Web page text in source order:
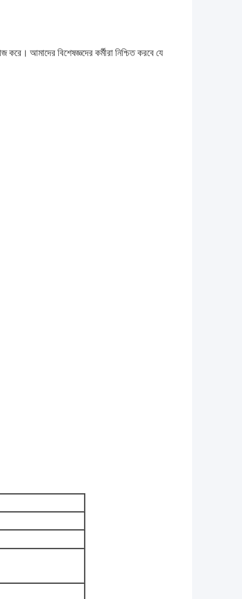
আমাদের বিশেষজ্ঞদের কর্মীরা নিশ্চিত করবে যে